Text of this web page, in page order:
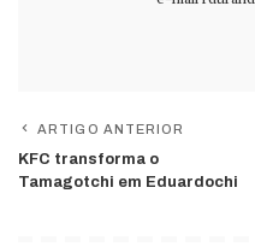
ARTIGO ANTERIOR
KFC transforma o
Tamagotchi em Eduardochi